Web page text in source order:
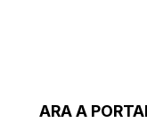
ARA A